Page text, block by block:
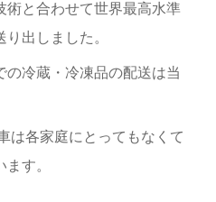
術と合わせて世界最高水準
出しました。
の冷蔵・冷凍品の配送は当
は各家庭にとってもなくて
す。